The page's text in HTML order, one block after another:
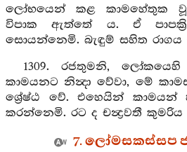
ලෝභයෙන් කළ කාමහේතුක වූ
විපාක ඇත්තේ ය. ඒ
සොයන්නෙමි. බැඳුම් සහිත රාගය
1309. රජතුමනි,
කාමයනට නින්‍දා වේවා, මේ
ශ්‍රේෂ්ඨ වේ. එහෙයින් කාමයන්
කරන්නෙමි. රට ද චන්‍ද්‍රවතී කුමරිය
7. ලෝමසකස්සප